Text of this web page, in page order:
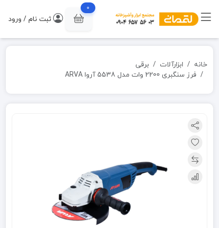
0
ثبت نام / ورود
خانه ابزارآلات
برقی
فرز سنگبری 2200 وات مدل 5538 آروا ARVA